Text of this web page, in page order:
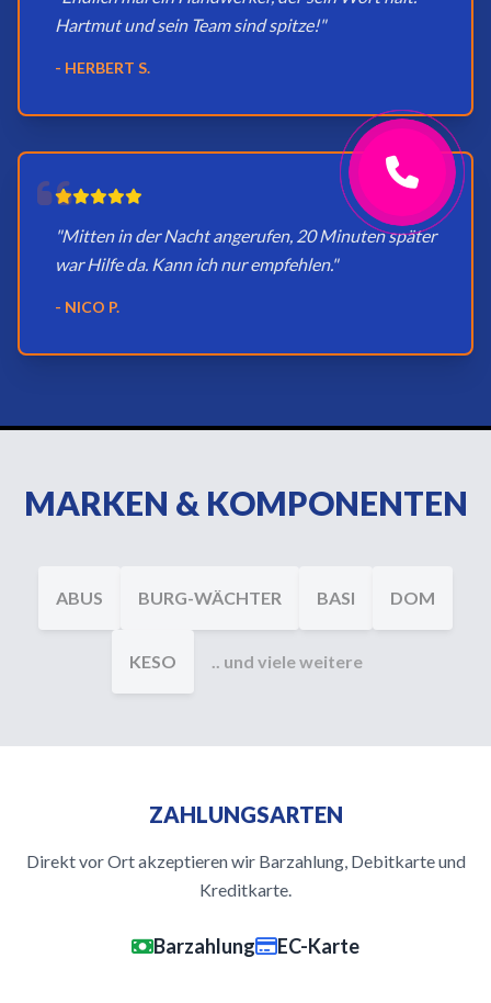
Hartmut und sein Team sind spitze!"
- HERBERT S.
"Mitten in der Nacht angerufen, 20 Minuten später
war Hilfe da. Kann ich nur empfehlen."
- NICO P.
MARKEN & KOMPONENTEN
ABUS BURG-WÄCHTER BASI DOM
KESO .. und viele weitere
ZAHLUNGSARTEN
Direkt vor Ort akzeptieren wir Barzahlung, Debitkarte und
Kreditkarte.
Barzahlung EC-Karte